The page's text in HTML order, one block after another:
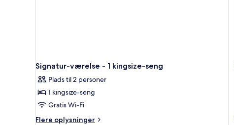
Signatur-værelse - 1 kingsize-seng
Plads til 2 personer
1 kingsize-seng
Gratis Wi-Fi
Flere oplysninger
Flere